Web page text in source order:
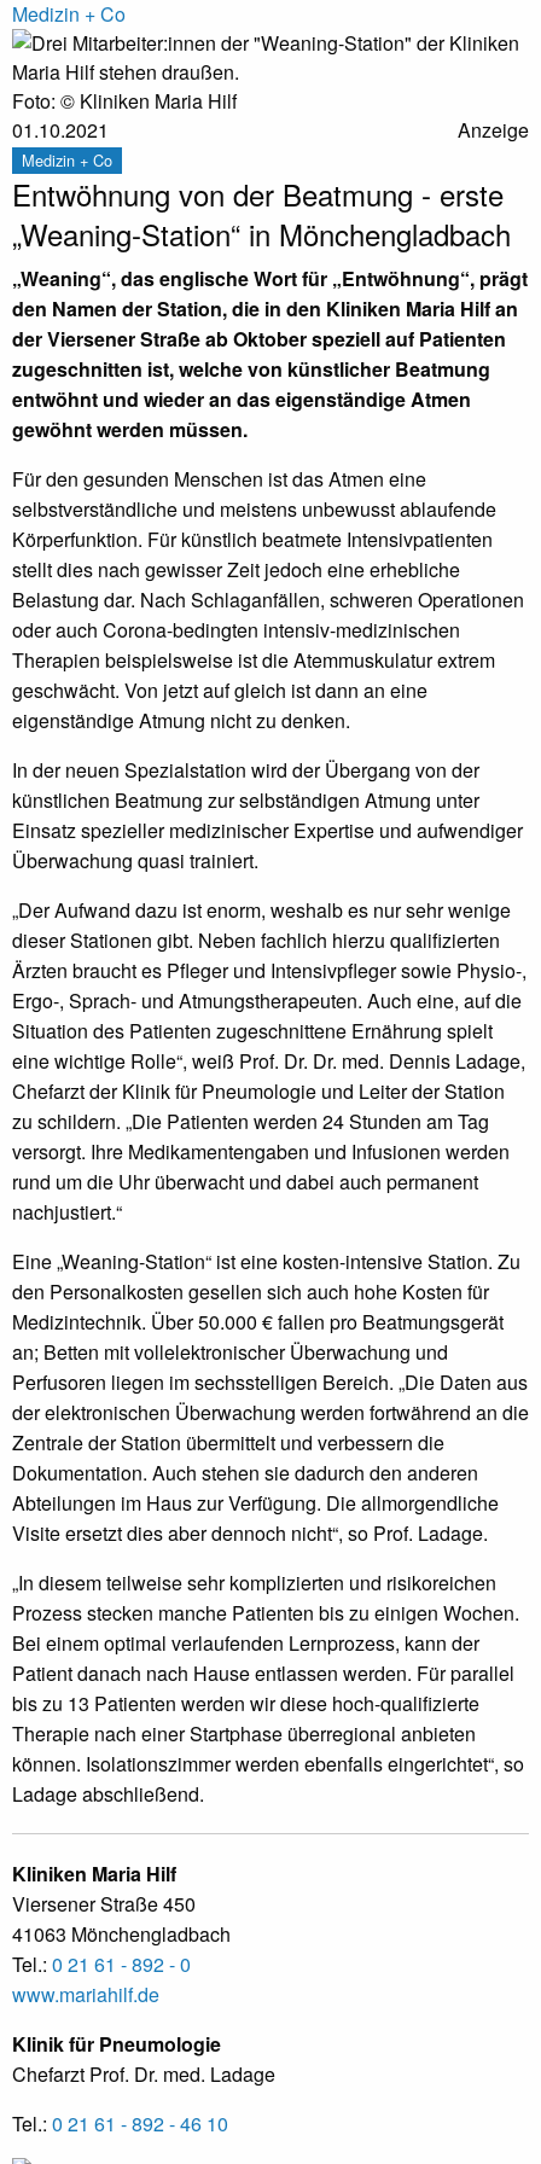
Medizin + Co
Foto: © Kliniken Maria Hilf
01.10.2021
Anzeige
Medizin + Co
Entwöhnung von der Beatmung - erste
„Weaning-Station“ in Mönchengladbach
„Weaning“, das englische Wort für „Entwöhnung“, prägt
den Namen der Station, die in den Kliniken Maria Hilf an
der Viersener Straße ab Oktober speziell auf Patienten
zugeschnitten ist, welche von künstlicher Beatmung
entwöhnt und wieder an das eigenständige Atmen
gewöhnt werden müssen.
Für den gesunden Menschen ist das Atmen eine
selbstverständliche und meistens unbewusst ablaufende
Körperfunktion. Für künstlich beatmete Intensivpatienten
stellt dies nach gewisser Zeit jedoch eine erhebliche
Belastung dar. Nach Schlaganfällen, schweren Operationen
oder auch Corona-bedingten intensiv-medizinischen
Therapien beispielsweise ist die Atemmuskulatur extrem
geschwächt. Von jetzt auf gleich ist dann an eine
eigenständige Atmung nicht zu denken.
In der neuen Spezialstation wird der Übergang von der
künstlichen Beatmung zur selbständigen Atmung unter
Einsatz spezieller medizinischer Expertise und aufwendiger
Überwachung quasi trainiert.
„Der Aufwand dazu ist enorm, weshalb es nur sehr wenige
dieser Stationen gibt. Neben fachlich hierzu qualifizierten
Ärzten braucht es Pfleger und Intensivpfleger sowie Physio-,
Ergo-, Sprach- und Atmungstherapeuten. Auch eine, auf die
Situation des Patienten zugeschnittene Ernährung spielt
eine wichtige Rolle“, weiß Prof. Dr. Dr. med. Dennis Ladage,
Chefarzt der Klinik für Pneumologie und Leiter der Station
zu schildern. „Die Patienten werden 24 Stunden am Tag
versorgt. Ihre Medikamentengaben und Infusionen werden
rund um die Uhr überwacht und dabei auch permanent
nachjustiert.“
Eine „Weaning-Station“ ist eine kosten-intensive Station. Zu
den Personalkosten gesellen sich auch hohe Kosten für
Medizintechnik. Über 50.000 € fallen pro Beatmungsgerät
an; Betten mit vollelektronischer Überwachung und
Perfusoren liegen im sechsstelligen Bereich. „Die Daten aus
der elektronischen Überwachung werden fortwährend an die
Zentrale der Station übermittelt und verbessern die
Dokumentation. Auch stehen sie dadurch den anderen
Abteilungen im Haus zur Verfügung. Die allmorgendliche
Visite ersetzt dies aber dennoch nicht“, so Prof. Ladage.
„In diesem teilweise sehr komplizierten und risikoreichen
Prozess stecken manche Patienten bis zu einigen Wochen.
Bei einem optimal verlaufenden Lernprozess, kann der
Patient danach nach Hause entlassen werden. Für parallel
bis zu 13 Patienten werden wir diese hoch-qualifizierte
Therapie nach einer Startphase überregional anbieten
können. Isolationszimmer werden ebenfalls eingerichtet“, so
Ladage abschließend.
Kliniken Maria Hilf
Viersener Straße 450
41063 Mönchengladbach
Tel.: 0 21 61 - 892 - 0
www.mariahilf.de
Klinik für Pneumologie
Chefarzt Prof. Dr. med. Ladage
Tel.: 0 21 61 - 892 - 46 10